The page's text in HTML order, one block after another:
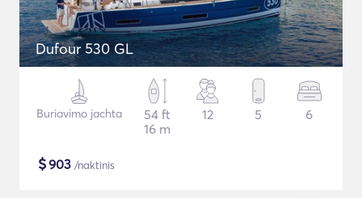
Dufour 530 GL
Buriavimo jachta
54 ft
16 m
12 5 6
$903 /naktinis